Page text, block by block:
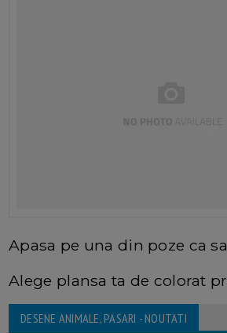
Apasa pe una din poze ca
Alege plansa ta de colorat
DESENE ANIMALE, PASARI - NOUTATI